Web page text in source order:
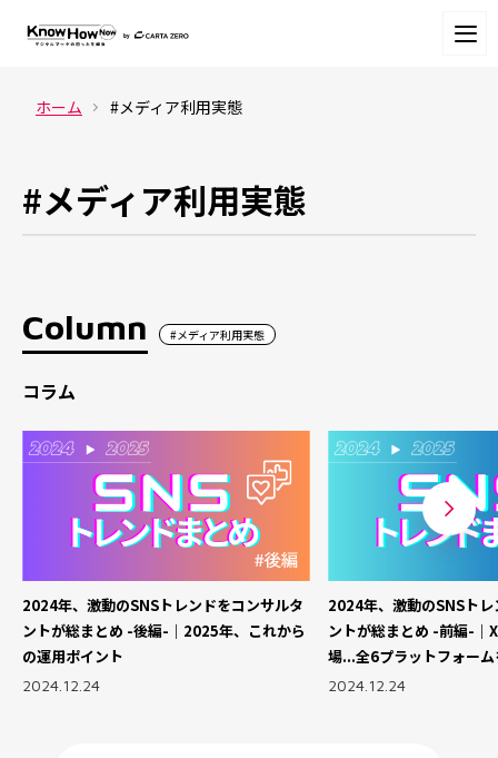
ホーム #メディア利用実態
#メディア利用実態
Column #メディア利用実態
コラム
2024年、激動のSNSトレンドをコンサルタ
ントが総まとめ -後編-｜2025年、これから
の運用ポイント
2024.12.24
2024年、激動のSNSト
ントが総まとめ -前編-｜
場...全6プラットフォー
2024.12.24